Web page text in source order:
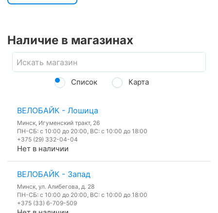
Наличие в магазинах
Список Карта
ВЕЛОБАЙК - Лошица
Минск, Игуменский тракт, 26
ПН-СБ: с 10:00 до 20:00, ВС: с 10:00 до 18:00
+375 (29) 332-04-04
Нет в наличии
ВЕЛОБАЙК - Запад
Минск, ул. Алибегова, д. 28
ПН-СБ: с 10:00 до 20:00, ВС: с 10:00 до 18:00
+375 (33) 6-709-509